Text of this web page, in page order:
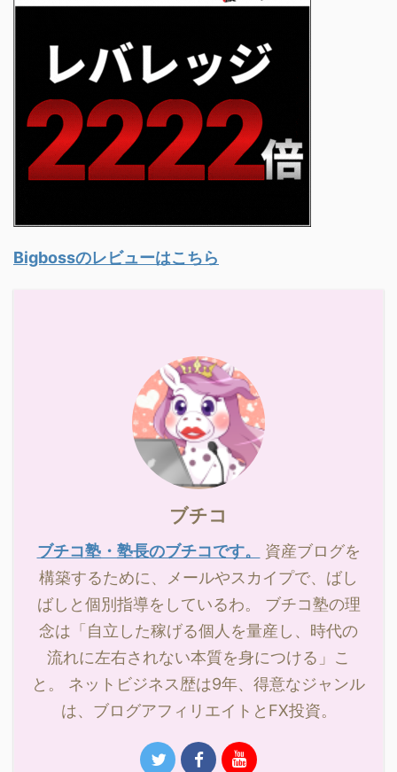
Bigbossのレビューはこちら
ブチコ
ブチコ塾・塾長のブチコです。
資産ブログを
構築するために、メールやスカイプで、ばし
ばしと個別指導をしているわ。 ブチコ塾の理
念は「自立した稼げる個人を量産し、時代の
流れに左右されない本質を身につける」こ
と。 ネットビジネス歴は9年、得意なジャンル
は、ブログアフィリエイトとFX投資。